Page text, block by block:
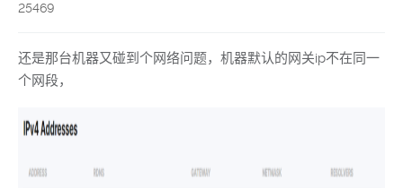
25469
还是那台机器又碰到个网络问题，机器默认的网关ip不在同一
个网段，